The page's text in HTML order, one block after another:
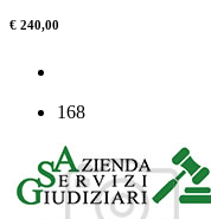
€ 240,00
168